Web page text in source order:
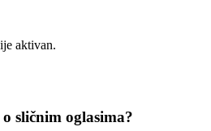
aktivan.
sličnim oglasima?